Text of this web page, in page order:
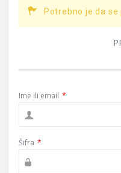
Potrebno je da se
Ime ili email *
Šifra *